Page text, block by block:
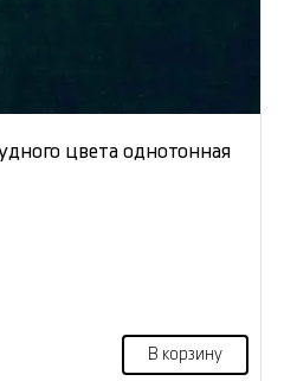
цвета однотонная
В корзину